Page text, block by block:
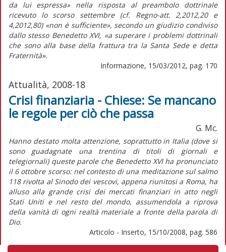
da lui espressa» nella risposta al preambolo dottrinale
ricevuto lo scorso settembre (cf. Regno-att. 2,2012,20 e
4,2012,80) «non è sufficiente», secondo un giudizio condiviso
dallo stesso Benedetto XVI, «a superare i problemi dottrinali
che sono alla base della frattura tra la Santa Sede e detta
Fraternità».
Informazione, 15/03/2012, pag. 170
Attualità, 2008-18
Crisi finanziaria - Chiese: Se mancano
le regole per ciò che passa
G. Mc.
Hanno destato molta attenzione, soprattutto in Italia (dove si
sono guadagnate una trentina di titoli di giornali e
telegiornali) queste parole che Benedetto XVI ha pronunciato
il 6 ottobre scorso: nel contesto di una meditazione sul salmo
118 rivolta al Sinodo dei vescovi, appena riunitosi a Roma, ha
alluso alla grande crisi dei mercati finanziari in atto negli
Stati Uniti e nel resto del mondo, assumendola a riprova
della vanità di ogni realtà materiale a fronte della parola di
Dio.
Articolo - Inserto, 15/10/2008, pag. 586